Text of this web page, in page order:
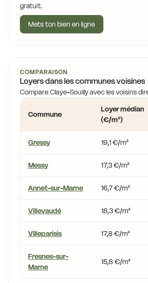
gratuit.
Mets ton bien en ligne
COMPARAISON
Loyers dans les communes voisines
Compare Claye-Souilly avec les voisins
Commune
Loyer médian
(€/m²)
Gressy 19,1 €/m²
Messy 17,3 €/m²
Annet-sur-Marne 16,7 €/m²
Villevaudé 18,3 €/m²
Villeparisis 17,8 €/m²
Fresnes-sur-
Marne
15,8 €/m²